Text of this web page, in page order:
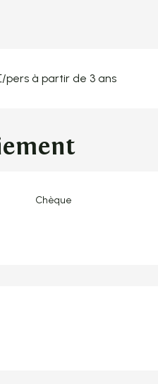
pers à partir de 3 ans
Chèque